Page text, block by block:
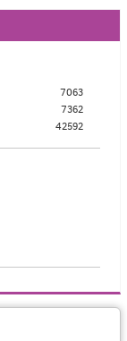
7063
7362
42592